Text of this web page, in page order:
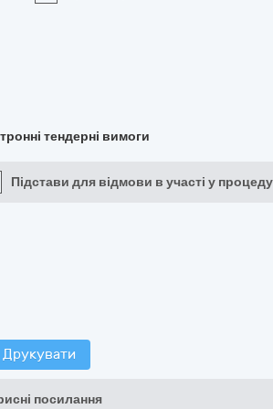
тендерні вимоги
Підстави для відмови в участі у
Друкувати
посилання